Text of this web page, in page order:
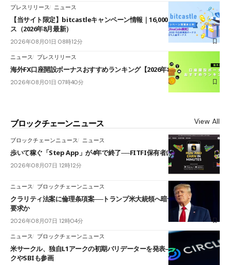
プレスリリース ニュース
【当サイト限定】bitcastleキャンペーン情報｜16,000円口座開設ボーナ
ス（2026年8月最新）
2026年08月01日 08時12分
ニュース プレスリリース
海外FX口座開設ボーナスおすすめランキング【2026年8月最新】
2026年08月01日 07時40分
ブロックチェーンニュース View All
ブロックチェーンニュース ニュース
歩いて稼ぐ「Step App」が4年で終了──FITFI保有者に対応呼びかけ
2026年08月07日 12時12分
ニュース ブロックチェーンニュース
クラリティ法案に倫理条項案──トランプ米大統領へ暗号資産事業の売却
要求か
2026年08月07日 12時04分
ニュース ブロックチェーンニュース
米サークル、独自L1アークの初期バリデーターを発表――ブラックロッ
クやSBIも参画